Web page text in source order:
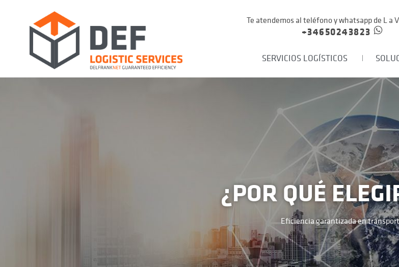
Te atendemos al teléfono y whatsapp de L a
+34650243823
SERVICIOS LOGÍSTICOS
¿POR QUÉ
Eficiencia garantizada en